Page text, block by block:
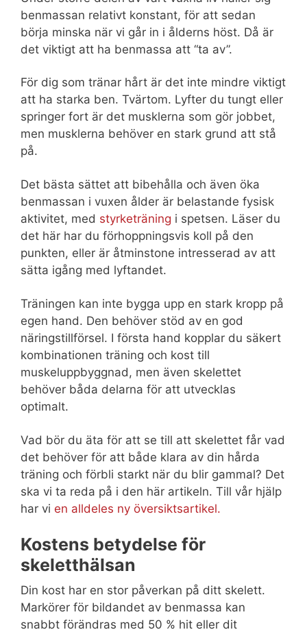
benmassan relativt konstant, för att sedan
börja minska när vi går in i ålderns höst. Då är
det viktigt att ha benmassa att “ta av”.
För dig som tränar hårt är det inte mindre viktigt
att ha starka ben. Tvärtom. Lyfter du tungt eller
springer fort är det musklerna som gör jobbet,
men musklerna behöver en stark grund att stå
på.
Det bästa sättet att bibehålla och även öka
benmassan i vuxen ålder är belastande fysisk
aktivitet, med styrketräning i spetsen. Läser du
det här har du förhoppningsvis koll på den
punkten, eller är åtminstone intresserad av att
sätta igång med lyftandet.
Träningen kan inte bygga upp en stark kropp på
egen hand. Den behöver stöd av en god
näringstillförsel. I första hand kopplar du säkert
kombinationen träning och kost till
muskeluppbyggnad, men även skelettet
behöver båda delarna för att utvecklas
optimalt.
Vad bör du äta för att se till att skelettet får vad
det behöver för att både klara av din hårda
träning och förbli starkt när du blir gammal? Det
ska vi ta reda på i den här artikeln. Till vår hjälp
har vi en alldeles ny översiktsartikel.
Kostens betydelse för
skeletthälsan
Din kost har en stor påverkan på ditt skelett.
Markörer för bildandet av benmassa kan
snabbt förändras med 50 % hit eller dit